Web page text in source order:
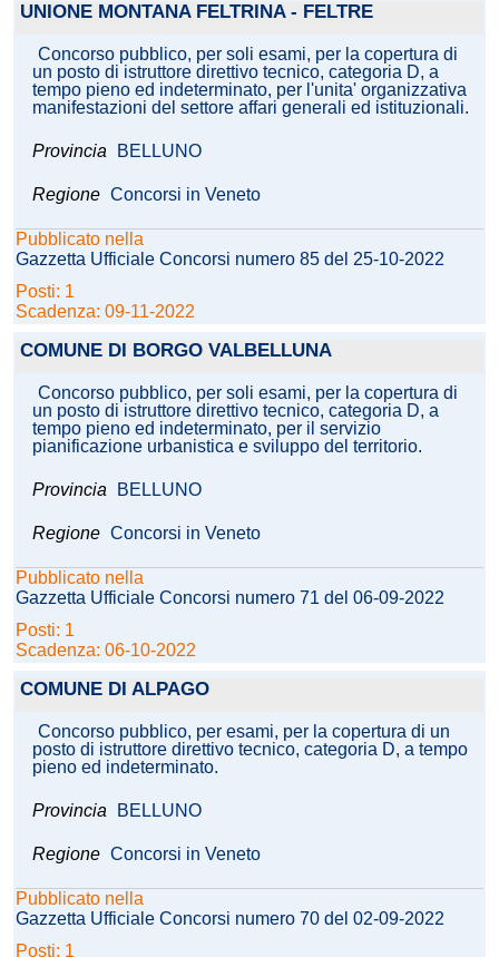
UNIONE MONTANA FELTRINA - FELTRE
Concorso pubblico, per soli esami, per la copertura di
un posto di istruttore direttivo tecnico, categoria D, a
tempo pieno ed indeterminato, per l'unita' organizzativa
manifestazioni del settore affari generali ed istituzionali.
Provincia BELLUNO
Regione Concorsi in Veneto
Pubblicato nella
Gazzetta Ufficiale Concorsi numero 85 del 25-10-2022
Posti: 1
Scadenza: 09-11-2022
COMUNE DI BORGO VALBELLUNA
Concorso pubblico, per soli esami, per la copertura di
un posto di istruttore direttivo tecnico, categoria D, a
tempo pieno ed indeterminato, per il servizio
pianificazione urbanistica e sviluppo del territorio.
Provincia BELLUNO
Regione Concorsi in Veneto
Pubblicato nella
Gazzetta Ufficiale Concorsi numero 71 del 06-09-2022
Posti: 1
Scadenza: 06-10-2022
COMUNE DI ALPAGO
Concorso pubblico, per esami, per la copertura di un
posto di istruttore direttivo tecnico, categoria D, a tempo
pieno ed indeterminato.
Provincia BELLUNO
Regione Concorsi in Veneto
Pubblicato nella
Gazzetta Ufficiale Concorsi numero 70 del 02-09-2022
Posti: 1